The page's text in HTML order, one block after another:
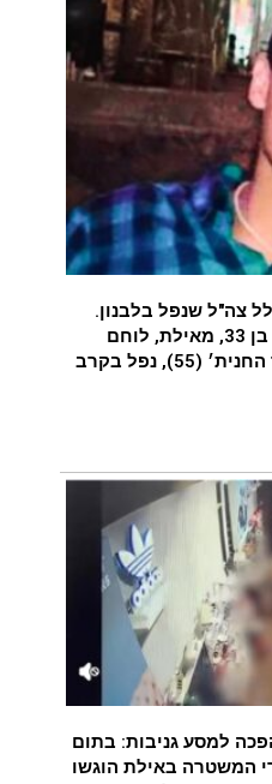
ערב ערב נפטר
צה"ל שנפל בלבנון.
רס״ם (מיל׳) תמיר וקנין, בן 33, מאילת, לוחם
בגדוד 2855, עוצבת ׳חוד החנית׳ (55), נפל בקרב
למסע גניבות: בתום
המשטרה באילת הוגשו